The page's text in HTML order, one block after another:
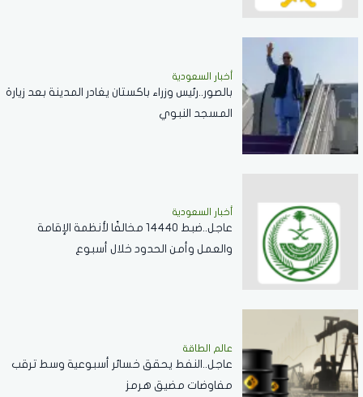
أخبار السعودية
بالصور..رئيس وزراء باكستان يغادر المدينة بعد زيارة
المسجد النبوي
أخبار السعودية
عاجل..ضبط 14440 مخالفًا لأنظمة الإقامة
والعمل وأمن الحدود خلال أسبوع
عالم الطاقة
عاجل..النفط يحقق خسائر أسبوعية وسط ترقب
مفاوضات مضيق هرمز